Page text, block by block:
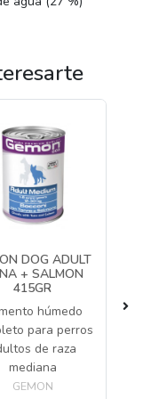
DOG ADULT
+ SALMON
415GR
húmedo
para perros
de raza
mediana
GEMON